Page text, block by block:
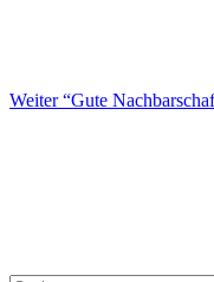
Weiter “Gute